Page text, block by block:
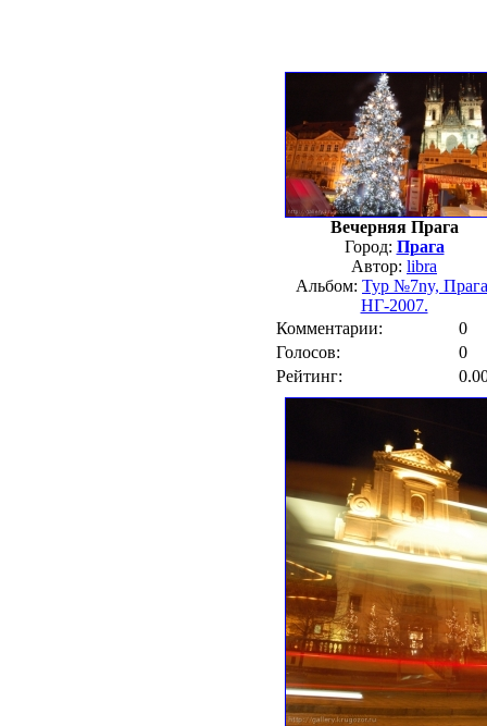
Вечерняя Прага
Город: Прага
Автор: libra
Альбом: Тур №7ny,
НГ-2007.
Комментарии:
0
Голосов:
0
Рейтинг: